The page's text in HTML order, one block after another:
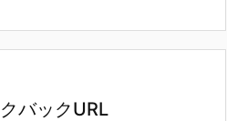
バックURL